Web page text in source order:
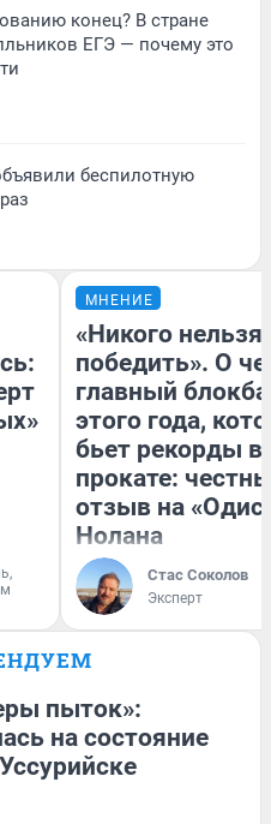
конец? В стране
ЕГЭ — почему это
беспилотную
МНЕНИЕ
«Никого нельзя
победить». О
главный
этого года,
бьет рекорды в
прокате:
отзыв на
Нолана
Стас Соколов
Эксперт
пыток»:
на состояние